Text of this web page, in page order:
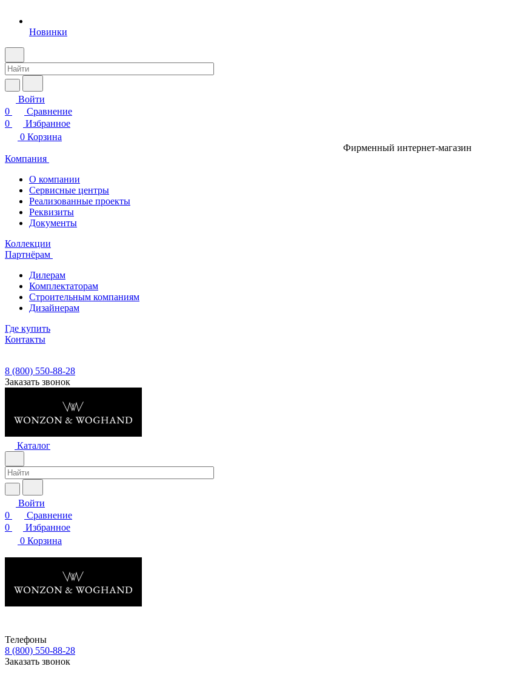
Новинки
Войти
0
Сравнение
0
Избранное
0 Корзина
Фирменный интернет-магазин
Компания
О компании
Сервисные центры
Реализованные проекты
Реквизиты
Документы
Коллекции
Партнёрам
Дилерам
Комплектаторам
Строительным компаниям
Дизайнерам
Где купить
Контакты
8 (800) 550-88-28
Заказать звонок
Каталог
Войти
0
Сравнение
0
Избранное
0 Корзина
Телефоны
8 (800) 550-88-28
Заказать звонок